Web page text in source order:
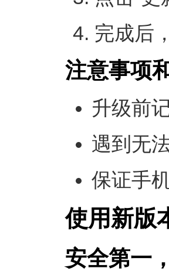
完成后
注意事项
升级前
遇到无
保证手
使用新版
安全第一